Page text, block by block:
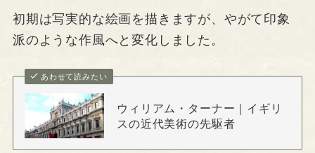
初期は写実的な絵画を描きますが、やがて印象
派のような作風へと変化しました。
あわせて読みたい
ウィリアム・ターナー｜イギリ
スの近代美術の先駆者